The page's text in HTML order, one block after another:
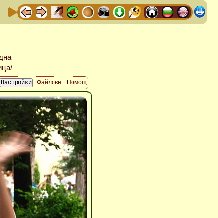
Файлове Помощ